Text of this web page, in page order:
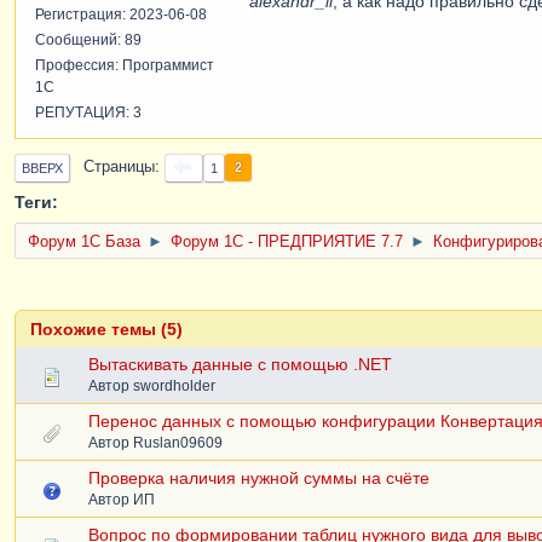
Регистрация: 2023-06-08
Сообщений: 89
Профессия: Программист
1С
РЕПУТАЦИЯ: 3
ВВЕРХ Страницы 1 2
Теги:
Форум 1C База ► Форум 1С - ПРЕДПРИЯТИЕ 7.7 ►
Похожие темы (5)
Вытаскивать данные с помощью .NET
Автор swordholder
Перенос данных с помощью конфигурации
Автор Ruslan09609
Проверка наличия нужной суммы на счёте
Автор ИП
Вопрос по формировании таблиц нужного вида для